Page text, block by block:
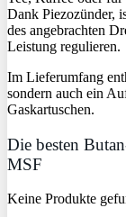
Dank Piezozünder,
des angebrachten
Leistung regulieren.
Im Lieferumfang
sondern auch ein
Gaskartuschen.
Die besten
MSF
Keine Produkte